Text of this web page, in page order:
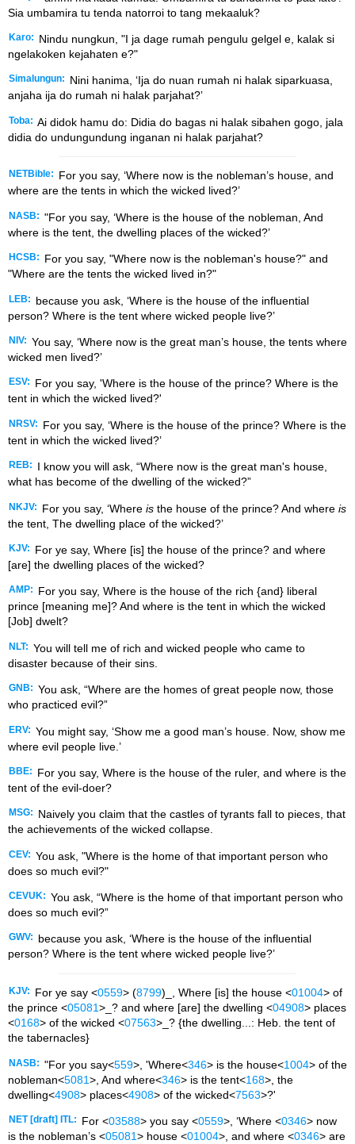
Sia umbamira tu tenda natorroi to tang mekaaluk?
Karo:
Nindu nungkun, "I ja dage rumah pengulu gelgel e, kalak si
ngelakoken kejahaten e?"
Simalungun:
Nini hanima, ʻIja do nuan rumah ni halak siparkuasa,
anjaha ija do rumah ni halak parjahat?ʼ
Toba: Ai didok hamu do: Didia do bagas ni halak sibahen gogo, jala
didia do undungundung inganan ni halak parjahat?
NETBible:
For you say, ‘Where now is the nobleman’s house, and
where are the tents in which the wicked lived?’
NASB: "For you say, ‘Where is the house of the nobleman, And
where is the tent, the dwelling places of the wicked?’
HCSB:
For you say, "Where now is the nobleman's house?" and
"Where are the tents the wicked lived in?"
LEB:
because you ask, ‘Where is the house of the influential
person? Where is the tent where wicked people live?’
NIV: You say, ‘Where now is the great man’s house, the tents where
wicked men lived?’
ESV:
For you say, 'Where is the house of the prince? Where is the
tent in which the wicked lived?'
NRSV:
For you say, ‘Where is the house of the prince? Where is the
tent in which the wicked lived?’
REB:
I know you will ask, “Where now is the great man's house,
what has become of the dwelling of the wicked?”
NKJV: For you say, ‘Where is the house of the prince? And where is
the tent, The dwelling place of the wicked?’
KJV:
For ye say, Where [is] the house of the prince? and where
[are] the dwelling places of the wicked?
AMP:
For you say, Where is the house of the rich {and} liberal
prince [meaning me]? And where is the tent in which the wicked
[Job] dwelt?
NLT: You will tell me of rich and wicked people who came to
disaster because of their sins.
GNB: You ask, “Where are the homes of great people now, those
who practiced evil?”
ERV: You might say, ‘Show me a good man’s house. Now, show me
where evil people live.’
BBE:
For you say, Where is the house of the ruler, and where is the
tent of the evil-doer?
MSG:
Naively you claim that the castles of tyrants fall to pieces, that
the achievements of the wicked collapse.
CEV: You ask, "Where is the home of that important person who
does so much evil?"
CEVUK: You ask, “Where is the home of that important person who
does so much evil?”
GWV:
because you ask, ‘Where is the house of the influential
person? Where is the tent where wicked people live?’
KJV: For ye say <0559> (8799)_, Where [is] the house <01004> of
the prince <05081>_? and where [are] the dwelling <04908> places
<0168> of the wicked <07563>_? {the dwelling...: Heb. the tent of
the tabernacles}
NASB: "For you say<559>, 'Where<346> is the house<1004> of the
nobleman<5081>, And where<346> is the tent<168>, the
dwelling<4908> places<4908> of the wicked<7563>?'
NET [draft] ITL: For <03588> you say <0559>, ‘Where <0346> now
is the nobleman’s <05081> house <01004>, and where <0346> are